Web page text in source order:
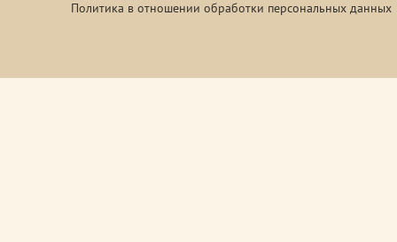
Политика в отношении обработки персональных данных